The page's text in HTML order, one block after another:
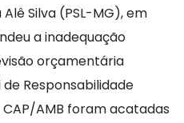
Silva (PSL-MG), em
a inadequação
orçamentária
Responsabilidade
AMB foram acatadas